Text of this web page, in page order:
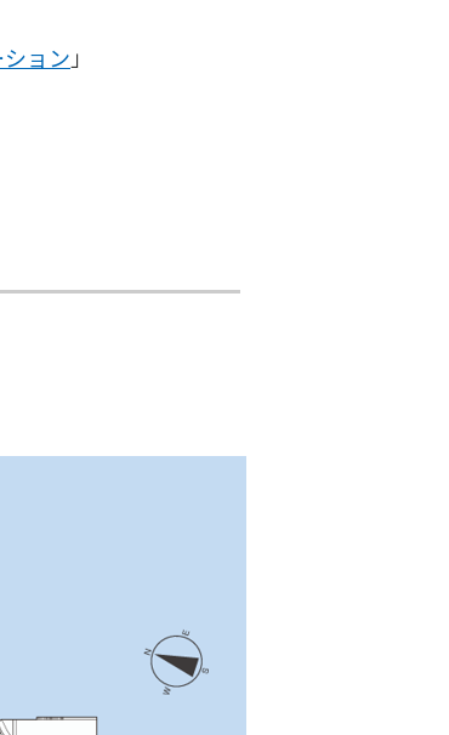
ョン 」